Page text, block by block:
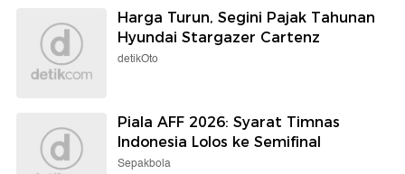
Harga Turun, Segini Pajak Tahunan
Hyundai Stargazer Cartenz
detikOto
Piala AFF 2026: Syarat Timnas
Indonesia Lolos ke Semifinal
Sepakbola